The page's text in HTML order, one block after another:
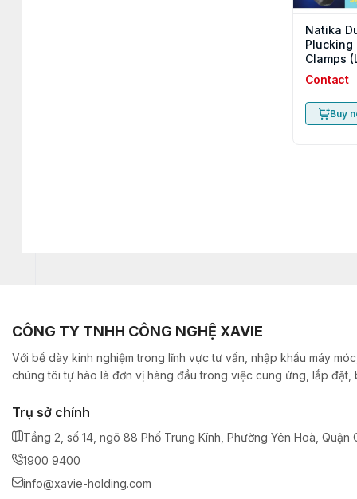
Natika
Plucking
Clamps
Version,
Battery
Plug)
Contact
Buy
CÔNG TY TNHH CÔNG NGHỆ XAVIE
Với bề dày kinh nghiệm trong lĩnh vực tư vấn, nhập khẩu máy
chúng tôi tự hào là đơn vị hàng đầu trong việc cung ứng, lắp đặt,
Trụ sở chính
Tầng 2, số 14, ngõ 88 Phố Trung Kính, Phường Yên Hoà, Quận
1900 9400
info@xavie-holding.com